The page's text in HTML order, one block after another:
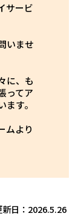
サービ
いませ
に、も
ってア
す。
ムより
日： 2026.5.26